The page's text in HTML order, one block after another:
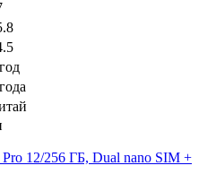
12/256 ГБ, Dual nano SIM +